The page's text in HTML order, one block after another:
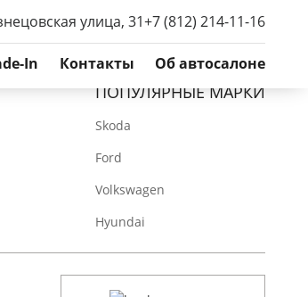
улица, 31+7 (812) 214-11-16
In Контакты Об автосалоне
ПОПУЛЯРНЫЕ МАРКИ
Skoda
Ford
Volkswagen
Hyundai